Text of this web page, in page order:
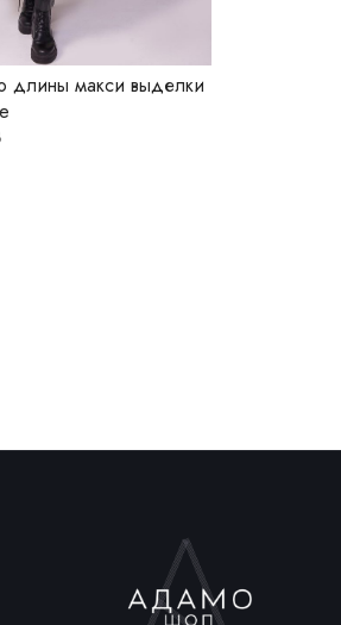
длины макси выделки